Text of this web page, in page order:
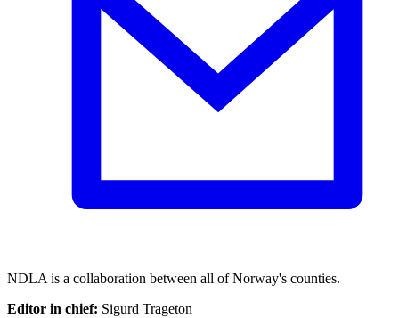
NDLA is a collaboration between all of Norway's counties.
Editor in chief: Sigurd Trageton